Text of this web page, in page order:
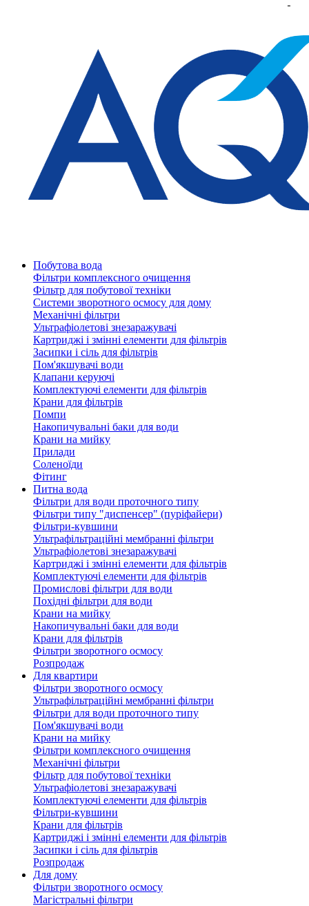
Побутова вода
Фільтри комплексного очищення
Фільтр для побутової техніки
Системи зворотного осмосу для дому
Механічні фільтри
Ультрафіолетові знезаражувачі
Картриджі і змінні елементи для фільтрів
Засипки і сіль для фільтрів
Пом'якшувачі води
Клапани керуючі
Комплектуючі елементи для фільтрів
Крани для фільтрів
Помпи
Накопичувальні баки для води
Крани на мийку
Прилади
Соленоїди
Фітинг
Питна вода
Фільтри для води проточного типу
Фільтри типу "диспенсер" (пуріфайери)
Фільтри-кувшини
Ультрафільтраційні мембранні фільтри
Ультрафіолетові знезаражувачі
Картриджі і змінні елементи для фільтрів
Комплектуючі елементи для фільтрів
Промислові фільтри для води
Похідні фільтри для води
Крани на мийку
Накопичувальні баки для води
Крани для фільтрів
Фільтри зворотного осмосу
Розпродаж
Для квартири
Фільтри зворотного осмосу
Ультрафільтраційні мембранні фільтри
Фільтри для води проточного типу
Пом'якшувачі води
Крани на мийку
Фільтри комплексного очищення
Механічні фільтри
Фільтр для побутової техніки
Ультрафіолетові знезаражувачі
Комплектуючі елементи для фільтрів
Фільтри-кувшини
Крани для фільтрів
Картриджі і змінні елементи для фільтрів
Засипки і сіль для фільтрів
Розпродаж
Для дому
Фільтри зворотного осмосу
Магістральні фільтри